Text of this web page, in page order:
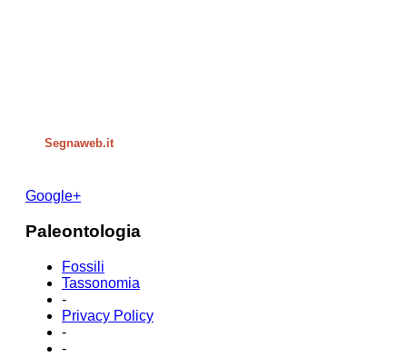
Segnaweb.it
Google+
Paleontologia
Fossili
Tassonomia
-
Privacy Policy
-
-